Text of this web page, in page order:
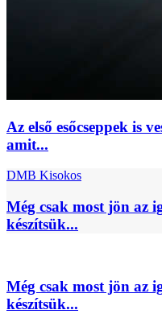
Az első esőcseppek is
amit...
DMB Kisokos
Még csak most jön az
készítsük...
Még csak most jön az
készítsük...